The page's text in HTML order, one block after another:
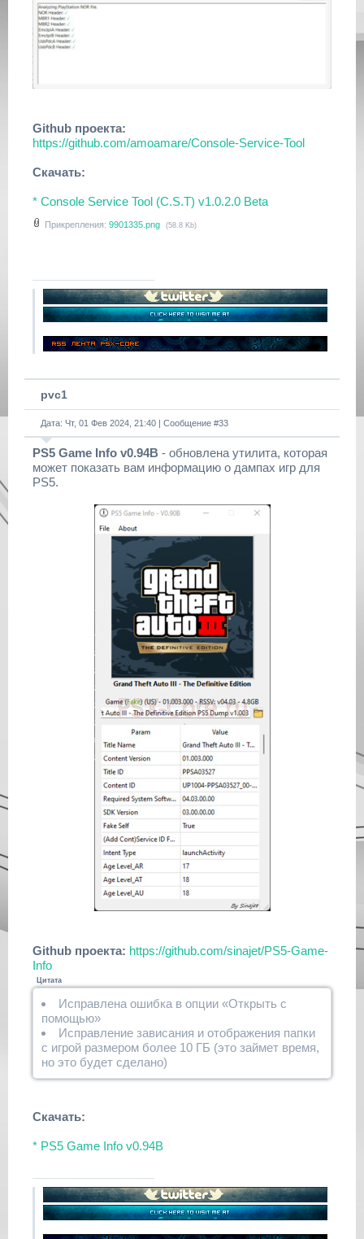
Github проекта:
https://github.com/amoamare/Console-Service-Tool
Скачать:
* Console Service Tool (C.S.T) v1.0.2.0 Beta
Прикрепления: 9901335.png (58.8 Kb)
pvc1
Дата: Чт, 01 Фев 2024, 21:40 | Сообщение #33
PS5 Game Info v0.94B - обновлена утилита, которая
может показать вам информацию о дампах игр для
PS5.
Github проекта: https://github.com/sinajet/PS5-Game-
Info
Цитата
Исправлена ошибка в опции «Открыть с
помощью»
Исправление зависания и отображения папки
с игрой размером более 10 ГБ (это займет время,
но это будет сделано)
Скачать:
* PS5 Game Info v0.94B